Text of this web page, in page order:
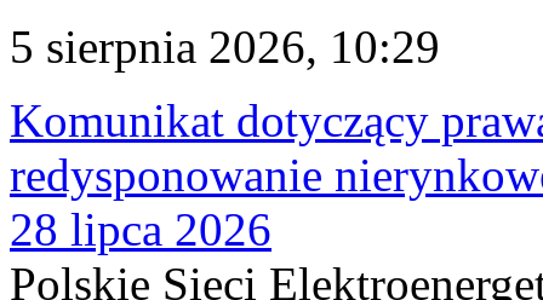
5 sierpnia 2026, 10:29
Komunikat dotyczący
redysponowanie
28 lipca 2026
Polskie Sieci